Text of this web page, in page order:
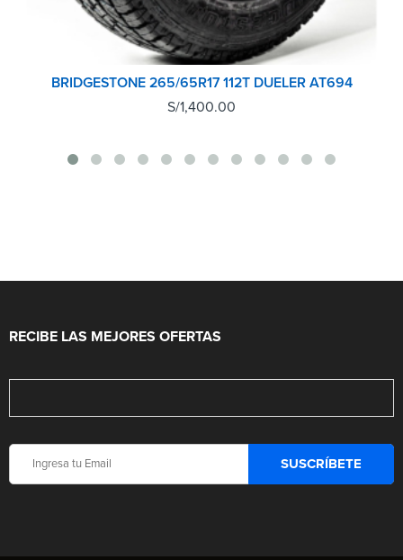
BRIDGESTONE 265/65R17 112T DUELER AT694
S/1,400.00
RECIBE LAS MEJORES OFERTAS